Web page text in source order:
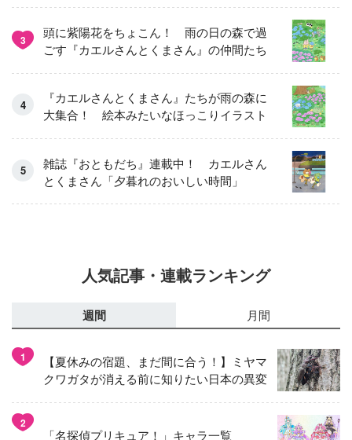
3
頭に紫陽花をちょこん！ 雨の日の森で過
ごす『カエルさんとくまさん』の仲間たち
『カエルさんとくまさん』たちが雨の森に
大集合！ 絵本みたいなほっこりイラスト
雑誌『おともだち』連載中！ カエルさん
とくまさん「夕暮れのおいしい時間」
人気記事・連載ランキング
週間 月間
1
【夏休みの宿題、まだ間に合う！】ミヤマ
クワガタが消える前に知りたい日本の異変
2
「名探偵プリキュア！」キャラ一覧